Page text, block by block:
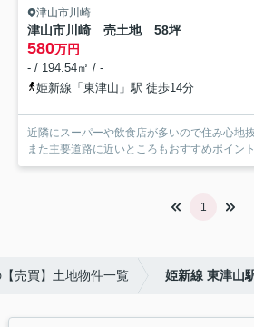
津山市川崎
津山市川崎 売土地 58坪
580万円
- / 194.54㎡ / -
姫新線「東津山」駅 徒歩14分
近隣にスーパーや飲食店が多いので住み心地
また主要道路に近いところもおすすめポイント
1
売買】土地物件一覧 姫新線 東津山